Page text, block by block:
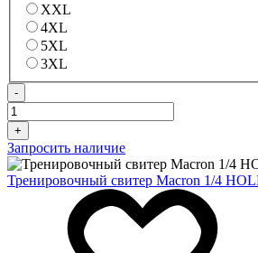
XXL
4XL
5XL
3XL
-
+
Запросить наличие
Тренировочный свитер Macron 1/4